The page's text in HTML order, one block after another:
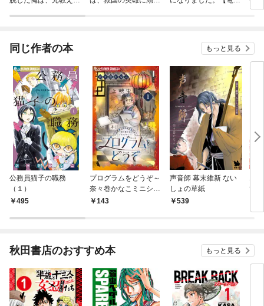
ン
同じ作者の本 もっと見る
公務員猫子の職務
（１）
495
プログラムをどうぞ～
奈々巻かなこミニシア
ター～【単話】（１）
143
声音師 幕末維新 ない
しょの草紙
539
て
秋田書店のおすすめ本 もっと見る